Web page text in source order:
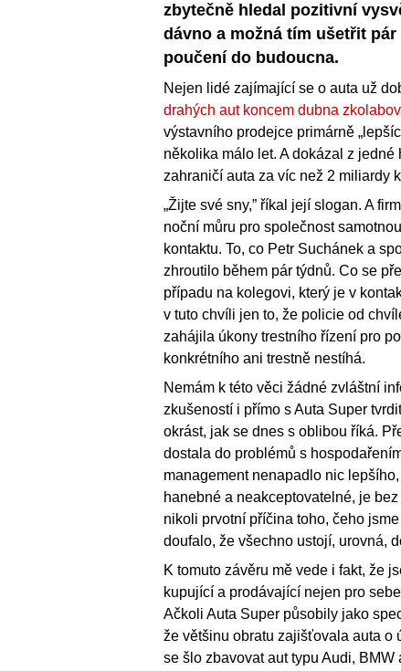
zbytečně hledal pozitivní
dávno a možná tím ušetřit
poučení do budoucna.
Nejen lidé zajímající se o auta už
drahých aut koncem dubna
výstavního prodejce primárně
několika málo let. A dokázal z
zahraničí auta za víc než 2 miliardy
„Žijte své sny,” říkal její slogan. A
noční můru pro společnost
kontaktu. To, co Petr Suchánek a
zhroutilo během pár týdnů. Co se
případu na kolegovi, který je v
v tuto chvíli jen to, že policie od
zahájila úkony trestního řízení pro
konkrétního ani trestně nestíhá.
Nemám k této věci žádné zvláštní
zkušeností i přímo s Auta Super
okrást, jak se dnes s oblibou říká.
dostala do problémů s
management nenapadlo nic
hanebné a neakceptovatelné, je
nikoli prvotní příčina toho, čeho
doufalo, že všechno ustojí, urovná,
K tomuto závěru mě vede i fakt, že
kupující a prodávající nejen pro
Ačkoli Auta Super působily jako
že většinu obratu zajišťovala auta o
se šlo zbavovat aut typu Audi,